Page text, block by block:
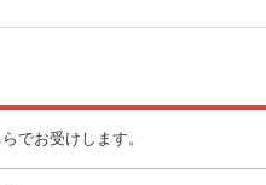
でお受けします。